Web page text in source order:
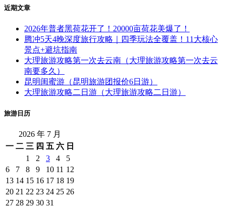
近期文章
2026年普者黑荷花开了！20000亩荷花美爆了！
腾冲5天4晚深度旅行攻略｜四季玩法全覆盖！11大核心
景点+避坑指南
大理旅游攻略第一次去云南（大理旅游攻略第一次去云
南要多久）
昆明闺蜜游（昆明旅游团报价6日游）
大理旅游攻略二日游（大理旅游攻略二日游）
旅游日历
2026 年 7 月
一 二 三 四 五 六 日
1
2 3 4
5
6
7 8 9 10 11 12
13 14 15 16 17 18 19
20 21 22 23 24 25 26
27 28 29 30 31